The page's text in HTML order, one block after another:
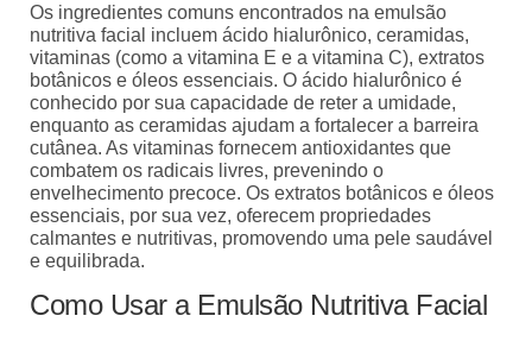
Os ingredientes comuns encontrados na emulsão
nutritiva facial incluem ácido hialurônico, ceramidas,
vitaminas (como a vitamina E e a vitamina C), extratos
botânicos e óleos essenciais. O ácido hialurônico é
conhecido por sua capacidade de reter a umidade,
enquanto as ceramidas ajudam a fortalecer a barreira
cutânea. As vitaminas fornecem antioxidantes que
combatem os radicais livres, prevenindo o
envelhecimento precoce. Os extratos botânicos e óleos
essenciais, por sua vez, oferecem propriedades
calmantes e nutritivas, promovendo uma pele saudável
e equilibrada.
Como Usar a Emulsão Nutritiva Facial